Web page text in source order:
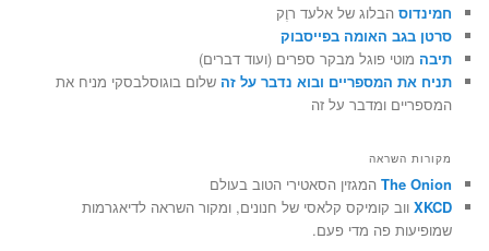
חמינדוס הבלוג של אלעד רוֶק
סרטן בגב האומה בפייסבוק
תיבה מוטי פוגל מבקר ספרים (ועוד דברים)
תניח את המספריים ובוא נדבר על זה שלום בוגוסלבסקי מניח את
המספריים ומדבר על זה
מקורות השראה
The Onion המגזין הסאטירי הטוב בעולם
XKCD ווב קומיקס קלאסי של חנונים, ומקור השראה לדיאגרמות
שמופיעות פה מדי פעם.